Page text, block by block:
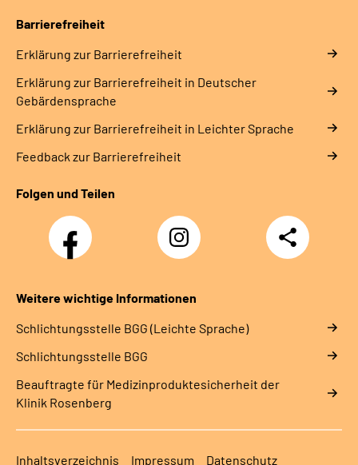
Barrierefreiheit
Erklärung zur Barrierefreiheit
Erklärung zur Barrierefreiheit in Deutscher
Gebärdensprache
Erklärung zur Barrierefreiheit in Leichter Sprache
Feedback zur Barrierefreiheit
Folgen und Teilen
Facebook Instagram
Teilen
Weitere wichtige Informationen
Schlich­tungs­stel­le BGG (Leichte Sprache)
Schlich­tungs­stel­le BGG
Beauftragte für Medizinproduktesicherheit der
Klinik Rosenberg
Inhaltsverzeichnis Impressum Datenschutz